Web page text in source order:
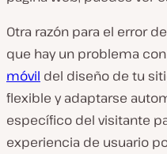
Otra razón para el error
que hay un problema
móvil del diseño de tu
flexible y adaptarse
específico del visitante
experiencia de usuario